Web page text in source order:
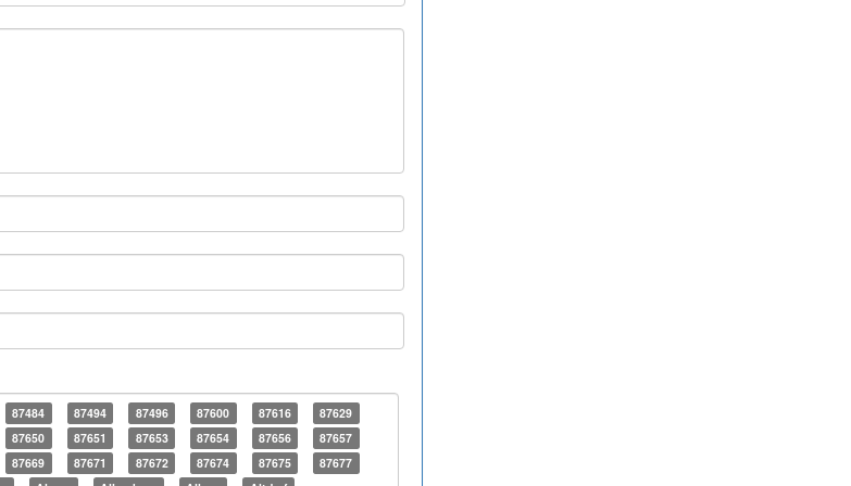
87484 87494 87496 87600 87616
87629
87650 87651 87653 87654 87656
87657
87669 87671 87672 87674 87675
87677